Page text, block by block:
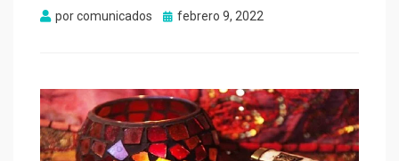
porcomunicados
Publicado
febrero 9, 2022